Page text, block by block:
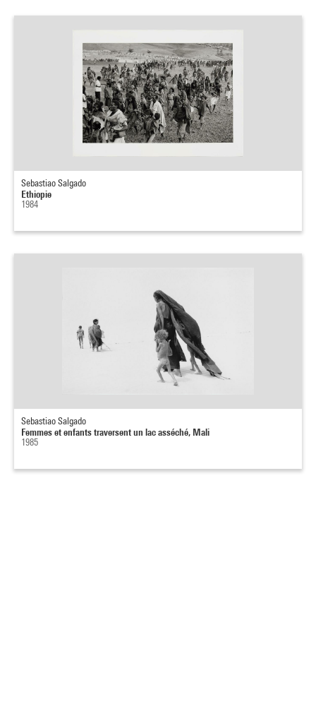
Sebastiao Salgado
Ethiopie
1984
Sebastiao Salgado
Femmes et enfants traversent un lac asséché, Mali
1985